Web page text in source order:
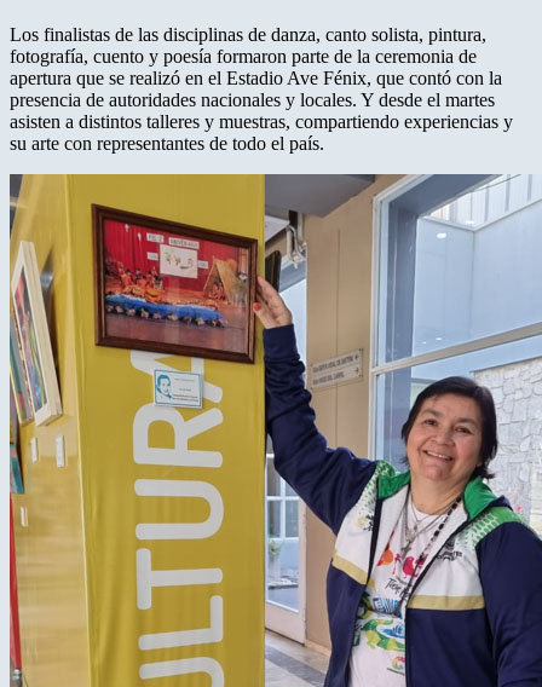
Los finalistas de las disciplinas de danza, canto solista, pintura,
fotografía, cuento y poesía formaron parte de la ceremonia de
apertura que se realizó en el Estadio Ave Fénix, que contó con la
presencia de autoridades nacionales y locales. Y desde el martes
asisten a distintos talleres y muestras, compartiendo experiencias y
su arte con representantes de todo el país.